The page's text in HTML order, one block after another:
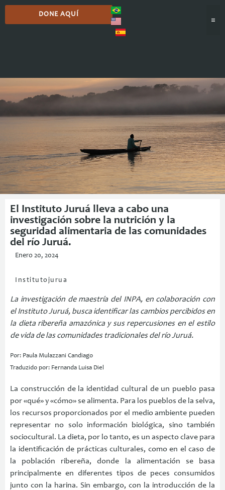
DONE AQUÍ
El Instituto Juruá lleva a cabo una
investigación sobre la nutrición y la
seguridad alimentaria de las comunidades
del río Juruá.
Enero 20, 2024
Institutojurua
La investigación de maestría del INPA, en colaboración con
el Instituto Juruá, busca identificar las cambios percibidos en
la dieta ribereña amazónica y sus repercusiones en el estilo
de vida de las comunidades tradicionales del río Juruá.
Por: Paula Mulazzani Candiago
Traduzido por: Fernanda Luisa Diel
La construcción de la identidad cultural de un pueblo pasa
por «qué» y «cómo» se alimenta. Para los pueblos de la selva,
los recursos proporcionados por el medio ambiente pueden
representar no solo información biológica, sino también
sociocultural. La dieta, por lo tanto, es un aspecto clave para
la identificación de prácticas culturales, como en el caso de
la población ribereña, donde la alimentación se basa
principalmente en diferentes tipos de peces consumidos
junto con la harina. Sin embargo, con la introducción de la